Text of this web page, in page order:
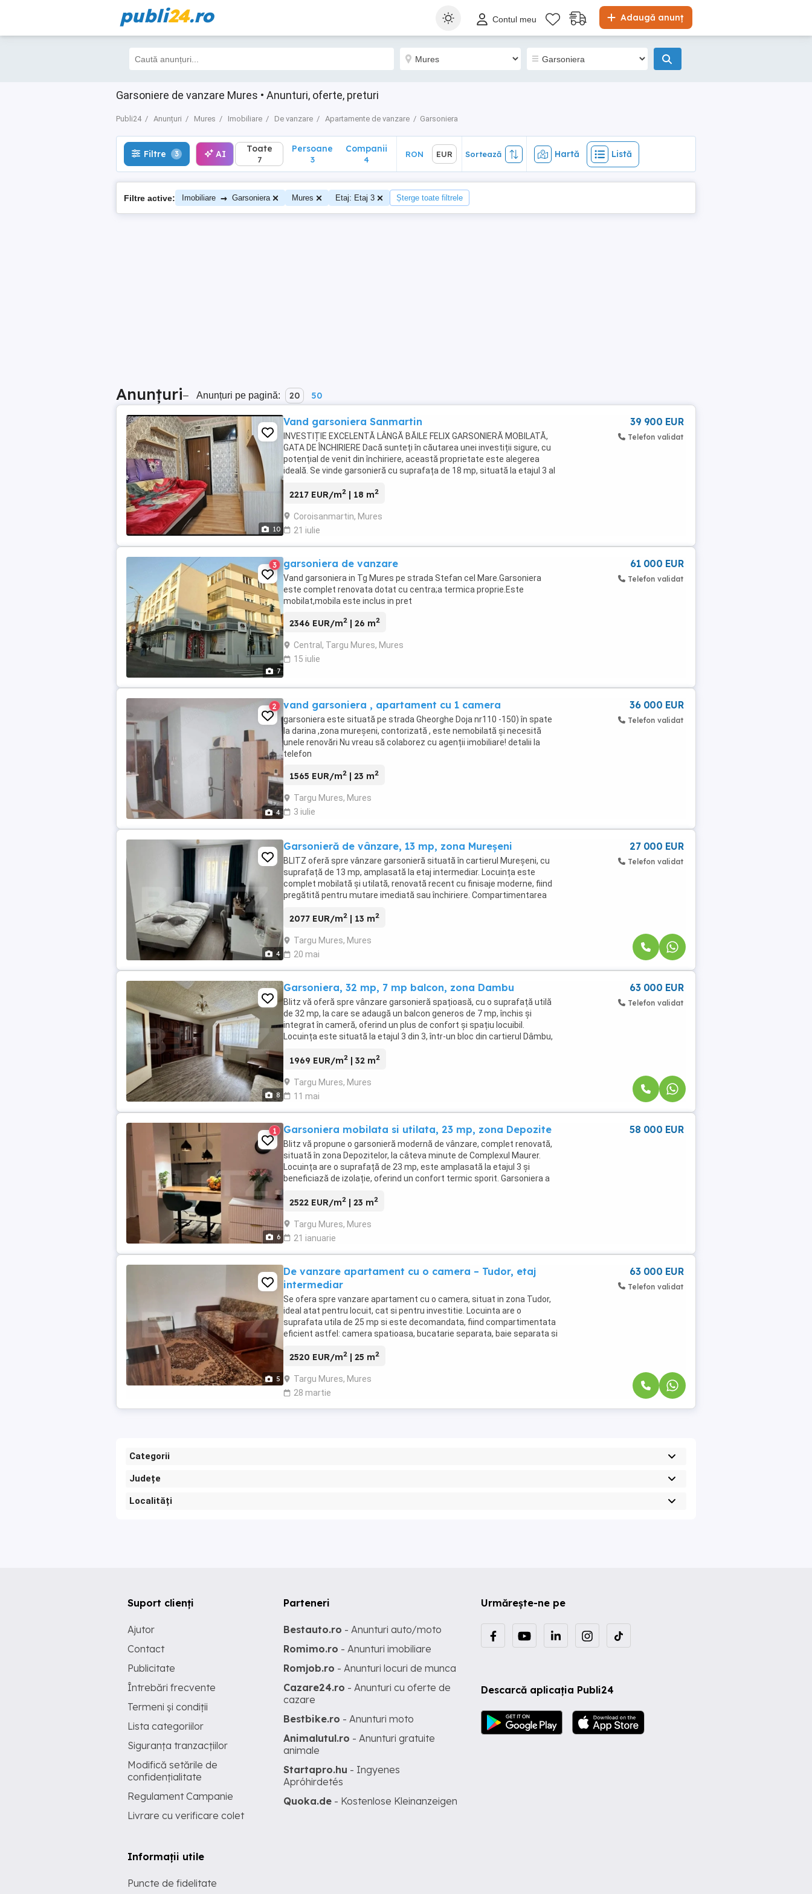
publi24.ro Adaugă anunț
Contul meu
Garsoniere de vanzare Mures • Anunturi, oferte, preturi
Publi24 Anunțuri Mures Imobiliare De vanzare Apartamente de vanzare Garsoniera
Filtre 3 AI EUR Sortează Hartă Listă
Filtre 3 AI Toate
7
Persoane
3
Companii
4
RON EUR Sortează Hartă Listă
Filtre active: Imobiliare → Garsoniera Mures Etaj: Etaj 3 Șterge toate filtrele
Anunțuri– Anunțuri pe pagină: 20 50
10
Vand garsoniera Sanmartin
INVESTIȚIE EXCELENTĂ LÂNGĂ BĂILE FELIX GARSONIERĂ MOBILATĂ,
GATA DE ÎNCHIRIERE Dacă sunteți în căutarea unei investiții sigure, cu
potențial de venit din închiriere, această proprietate este alegerea
ideală. Se vinde garsonieră cu suprafața de 18 mp, situată la etajul 3 al
2217 EUR/m2 | 18 m2
Coroisanmartin, Mures
21 iulie
39 900 EUR
Telefon validat
7
3 garsoniera de vanzare
Vand garsoniera in Tg Mures pe strada Stefan cel Mare.Garsoniera
este complet renovata dotat cu centra;a termica proprie.Este
mobilat,mobila este inclus in pret
2346 EUR/m2 | 26 m2
Central, Targu Mures, Mures
15 iulie
61 000 EUR
Telefon validat
4
2 vand garsoniera , apartament cu 1 camera
garsoniera este situată pe strada Gheorghe Doja nr110 -150) în spate
la darina ,zona mureșeni, contorizată , este nemobilată și necesită
unele renovări Nu vreau să colaborez cu agenții imobiliare! detalii la
telefon
1565 EUR/m2 | 23 m2
Targu Mures, Mures
3 iulie
36 000 EUR
Telefon validat
4
Garsonieră de vânzare, 13 mp, zona Mureșeni
BLITZ oferă spre vânzare garsonieră situată în cartierul Mureșeni, cu
suprafață de 13 mp, amplasată la etaj intermediar. Locuința este
complet mobilată și utilată, renovată recent cu finisaje moderne, fiind
pregătită pentru mutare imediată sau închiriere. Compartimentarea
2077 EUR/m2 | 13 m2
Targu Mures, Mures
20 mai
27 000 EUR
Telefon validat
8
Garsoniera, 32 mp, 7 mp balcon, zona Dambu
Blitz vă oferă spre vânzare garsonieră spațioasă, cu o suprafață utilă
de 32 mp, la care se adaugă un balcon generos de 7 mp, închis și
integrat în cameră, oferind un plus de confort și spațiu locuibil.
Locuința este situată la etajul 3 din 3, într-un bloc din cartierul Dâmbu,
1969 EUR/m2 | 32 m2
Targu Mures, Mures
11 mai
63 000 EUR
Telefon validat
6
1 Garsoniera mobilata si utilata, 23 mp, zona Depozite
Blitz vă propune o garsonieră modernă de vânzare, complet renovată,
situată în zona Depozitelor, la câteva minute de Complexul Maurer.
Locuința are o suprafață de 23 mp, este amplasată la etajul 3 și
beneficiază de izolație, oferind un confort termic sporit. Garsoniera a
2522 EUR/m2 | 23 m2
Targu Mures, Mures
21 ianuarie
58 000 EUR
5
De vanzare apartament cu o camera – Tudor, etaj
intermediar
Se ofera spre vanzare apartament cu o camera, situat in zona Tudor,
ideal atat pentru locuit, cat si pentru investitie. Locuinta are o
suprafata utila de 25 mp si este decomandata, fiind compartimentata
eficient astfel: camera spatioasa, bucatarie separata, baie separata si
2520 EUR/m2 | 25 m2
Targu Mures, Mures
28 martie
63 000 EUR
Telefon validat
Categorii
Județe
Localități
Urmărește-ne pe
Descarcă aplicația Publi24
Suport clienți
Ajutor
Contact
Publicitate
Întrebări frecvente
Termeni și condiții
Lista categoriilor
Siguranța tranzacțiilor
Modifică setările de
confidențialitate
Regulament Campanie
Livrare cu verificare colet
Informații utile
Puncte de fidelitate
Parteneri
Bestauto.ro - Anunturi auto/moto
Romimo.ro - Anunturi imobiliare
Romjob.ro - Anunturi locuri de munca
Cazare24.ro - Anunturi cu oferte de
cazare
Bestbike.ro - Anunturi moto
Animalutul.ro - Anunturi gratuite
animale
Startapro.hu - Ingyenes
Apróhirdetés
Quoka.de - Kostenlose Kleinanzeigen